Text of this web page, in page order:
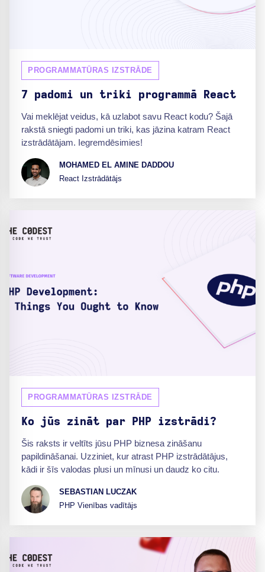
PROGRAMMATŪRAS IZSTRĀDE
7 padomi un triki programmā React
Vai meklējat veidus, kā uzlabot savu React kodu? Šajā
rakstā sniegti padomi un triki, kas jāzina katram React
izstrādātājam. Iegremdēsimies!
MOHAMED EL AMINE DADDOU
React Izstrādātājs
PROGRAMMATŪRAS IZSTRĀDE
Ko jūs zināt par PHP izstrādi?
Šis raksts ir veltīts jūsu PHP biznesa zināšanu
papildināšanai. Uzziniet, kur atrast PHP izstrādātājus,
kādi ir šīs valodas plusi un mīnusi un daudz ko citu.
SEBASTIAN LUCZAK
PHP Vienības vadītājs